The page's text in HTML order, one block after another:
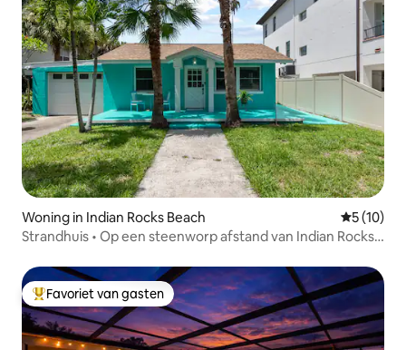
Woning in Indian Rocks Beach
5 (10)
Strandhuis • Op een steenworp afstand van Indian Rocks
Topfavoriet van gasten
Favoriet van gasten